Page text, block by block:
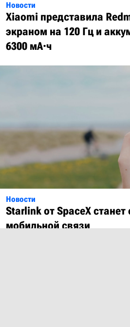
Новости
Xiaomi представила
экраном на 120 Гц и
6300 мА·ч
Новости
Starlink от SpaceX
мобильной связи